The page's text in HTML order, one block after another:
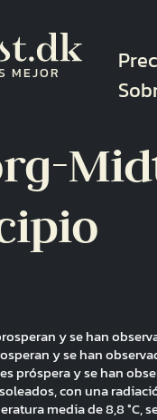
MEJOR
y se han
y se han
próspera y se han
con una
media de 8,8 °C,